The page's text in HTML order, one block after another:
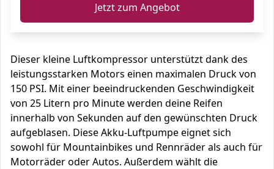
Jetzt zum Angebot
Dieser kleine Luftkompressor unterstützt dank des
leistungsstarken Motors einen maximalen Druck von
150 PSI. Mit einer beeindruckenden Geschwindigkeit
von 25 Litern pro Minute werden deine Reifen
innerhalb von Sekunden auf den gewünschten Druck
aufgeblasen. Diese Akku-Luftpumpe eignet sich
sowohl für Mountainbikes und Rennräder als auch für
Motorräder oder Autos. Außerdem wählt die